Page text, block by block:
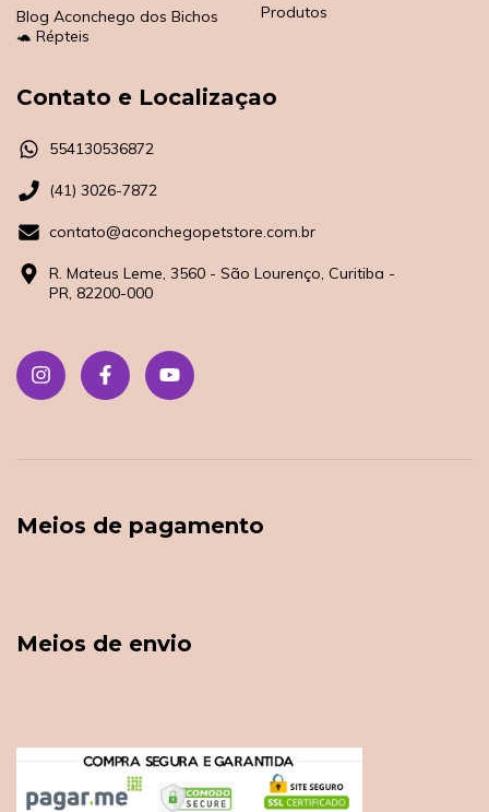
Blog Aconchego dos Bichos
🐢 Répteis
Produtos
Contato e Localizaçao
554130536872
(41) 3026-7872
contato@aconchegopetstore.com.br
R. Mateus Leme, 3560 - São Lourenço, Curitiba -
PR, 82200-000
Meios de pagamento
Meios de envio